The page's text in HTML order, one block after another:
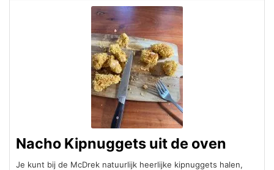
Nacho Kipnuggets uit de oven
Je kunt bij de McDrek natuurlijk heerlijke kipnuggets halen,